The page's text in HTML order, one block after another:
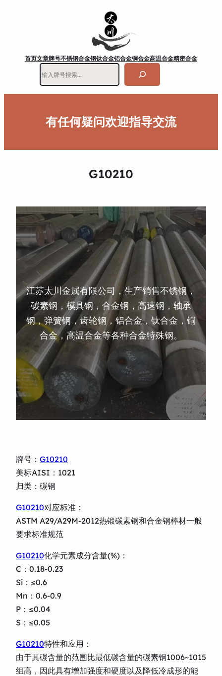
首页文章牌号不锈钢合金钢钛合金铝合金铜合金高温合金精密合金
有任何疑问欢迎指导交流
G10210
江苏太川金属有限公司，生产销售不锈钢，
碳素钢，模具钢，合金钢，高速钢，轴承
钢，弹簧钢，齿轮钢，铝合金，钛合金，铜
合金，高温合金等各种合金特殊钢。
牌号： G10210
美标AISI：1021
归类：碳钢
G10210对应标准：
ASTM A29/A29M-2012热锻碳素钢和合金钢棒材一般
要求标准规范
G10210化学元素成分含量(%)：
C：0.18-0.23
Si：≤0.6
Mn：0.6-0.9
P：≤0.04
S：≤0.05
G10210特性和应用：
由于其碳含量的范围比最低碳含量的碳素钢1006~1015
组高，因此具有增加强度和硬度以及降低冷成形的能